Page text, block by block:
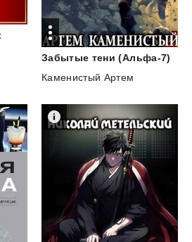
Забытые тени (Альфа-7)
Каменистый Артем